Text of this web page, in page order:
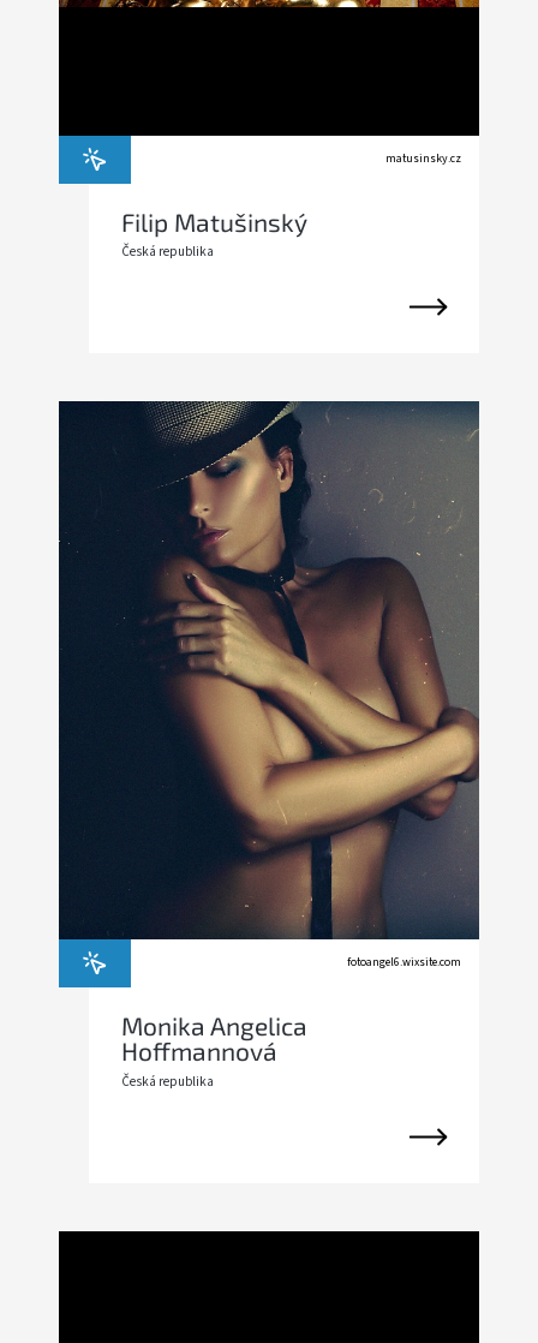
matusinsky.cz
Filip Matušinský
Česká republika
fotoangel6.wixsite.com
Monika Angelica
Hoffmannová
Česká republika